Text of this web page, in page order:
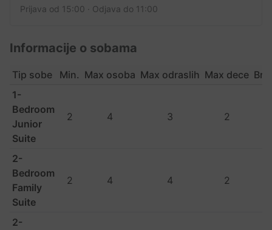
Prijava od 15:00 · Odjava do 11:00
Informacije o sobama
Tip sobe Min. Max osoba Max odraslih Max dece
1-
Bedroom
Junior
Suite
2 4 3 2
2-
Bedroom
Family
Suite
2 4 4 2
2-